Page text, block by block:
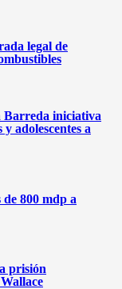
legal de
Barreda iniciativa
adolescentes a
800 mdp a
prisión